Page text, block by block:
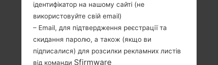
ідентифікатор на нашому сайті (не
використовуйте свій email)
– Email, для підтвердження реєстрації та
скидання паролю, а також (якщо ви
підписалися) для розсилки рекламних листів
від команди Sfirmware